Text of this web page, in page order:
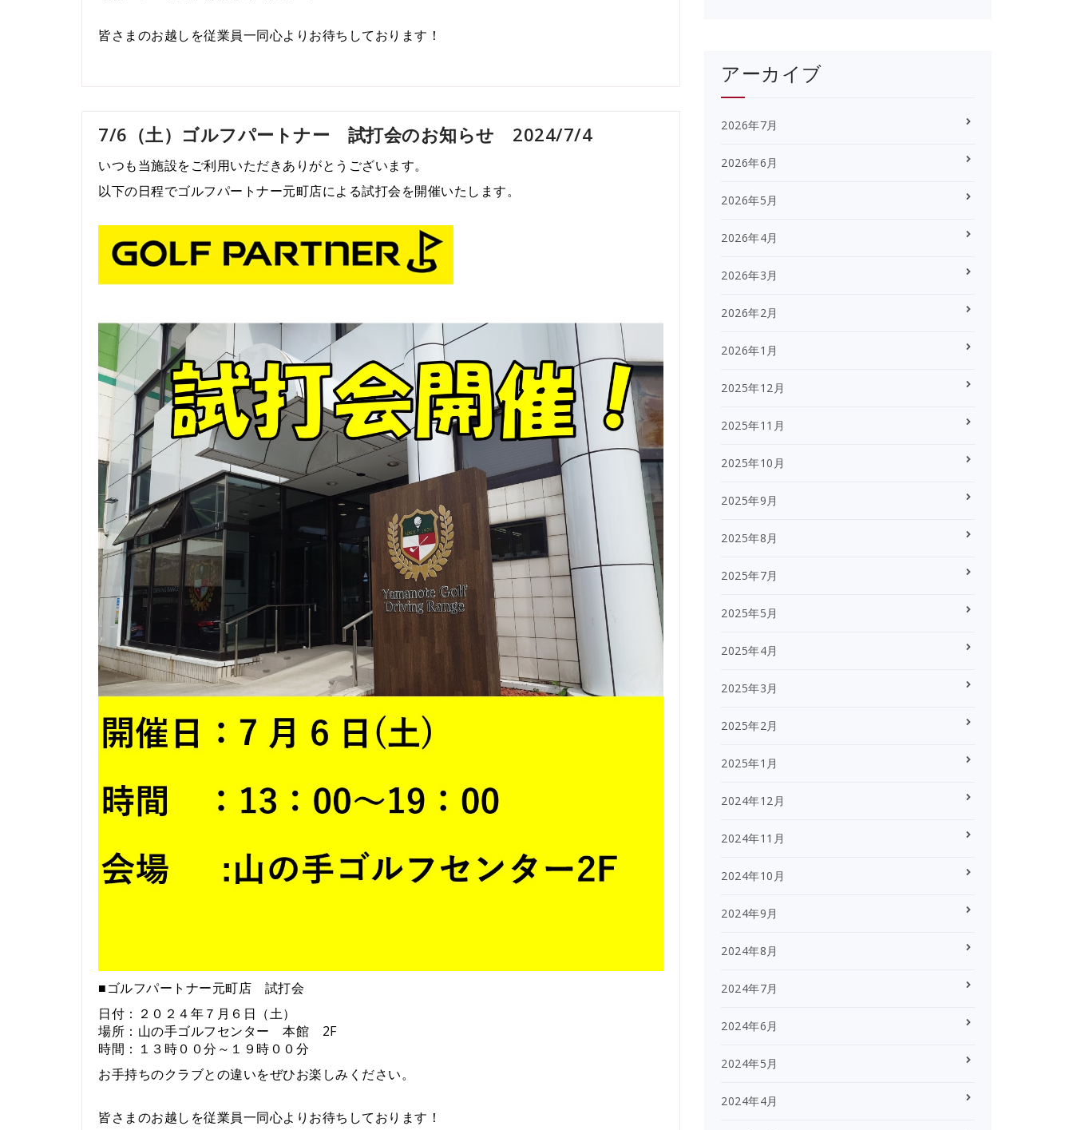
皆さまのお越しを従業員一同心よりお待ちしております！
7/6（土）ゴルフパートナー 試打会のお知らせ 2024/7/4
いつも当施設をご利用いただきありがとうございます。
以下の日程でゴルフパートナー元町店による試打会を開催いたします。
■ゴルフパートナー元町店 試打会
日付：２０２４年７月６日（土）
場所：山の手ゴルフセンター 本館 2F
時間：１３時００分～１９時００分
お手持ちのクラブとの違いをぜひお楽しみください。
皆さまのお越しを従業員一同心よりお待ちしております！
アーカイブ
2026年7月
2026年6月
2026年5月
2026年4月
2026年3月
2026年2月
2026年1月
2025年12月
2025年11月
2025年10月
2025年9月
2025年8月
2025年7月
2025年5月
2025年4月
2025年3月
2025年2月
2025年1月
2024年12月
2024年11月
2024年10月
2024年9月
2024年8月
2024年7月
2024年6月
2024年5月
2024年4月